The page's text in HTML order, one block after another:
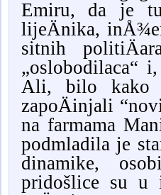
Emiru, da je tu
lijeÄnika,
sitnih
„oslobodilaca“
Ali, bilo kako
zapoÄinjali
na farmama
podmladila je
dinamike,
pridošlice su u